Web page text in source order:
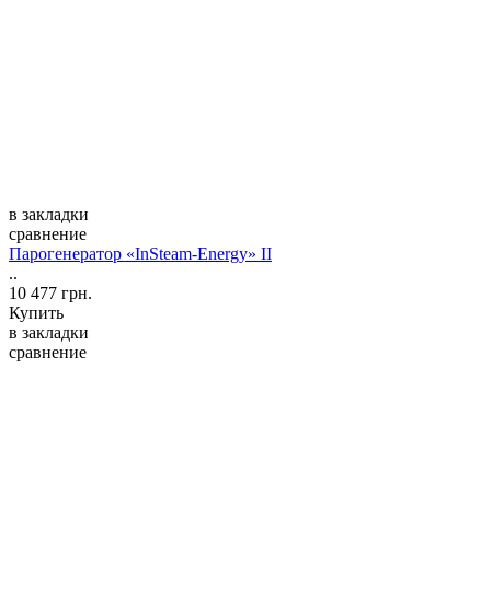
в закладки
сравнение
Парогенератор «InSteam-Energy» II
..
10 477 грн.
Купить
в закладки
сравнение